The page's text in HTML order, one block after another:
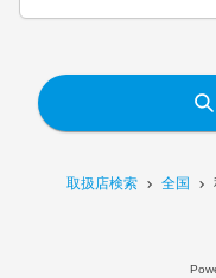
取扱店検索 全国